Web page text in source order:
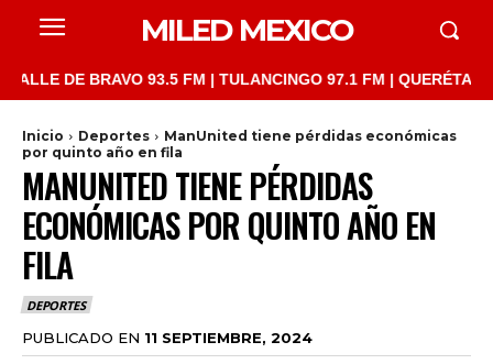
MILED MEXICO
DE BRAVO 93.5 FM | TULANCINGO 97.1 FM | QUERÉTARO
Inicio Deportes
ManUnited tiene pérdidas económicas
por quinto año en fila
MANUNITED TIENE PÉRDIDAS
ECONÓMICAS POR QUINTO AÑO EN
FILA
DEPORTES
PUBLICADO EN 11 SEPTIEMBRE, 2024